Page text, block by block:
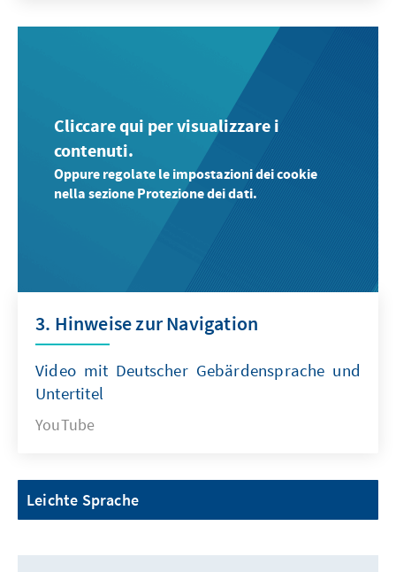
Cliccare qui per visualizzare i
contenuti.
Oppure regolate le impostazioni dei cookie
nella sezione Protezione dei dati.
3. Hinweise zur Navigation
Video mit Deutscher Gebärdensprache und
Untertitel
YouTube
Leichte Sprache